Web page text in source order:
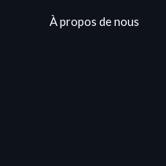
À propos de nous